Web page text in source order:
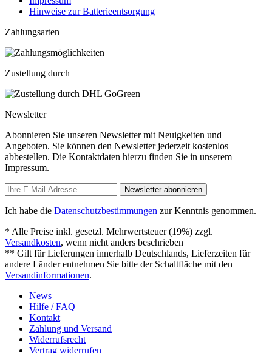
Hinweise zur Batterieentsorgung
Zahlungsarten
Zustellung durch
Newsletter
Abonnieren Sie unseren Newsletter mit Neuigkeiten und
Angeboten. Sie können den Newsletter jederzeit kostenlos
abbestellen. Die Kontaktdaten hierzu finden Sie in unserem
Impressum.
Newsletter abonnieren
Ich habe die Datenschutzbestimmungen zur Kenntnis genommen.
* Alle Preise inkl. gesetzl. Mehrwertsteuer (19%) zzgl.
Versandkosten, wenn nicht anders beschrieben
** Gilt für Lieferungen innerhalb Deutschlands, Lieferzeiten für
andere Länder entnehmen Sie bitte der Schaltfläche mit den
Versandinformationen.
News
Hilfe / FAQ
Kontakt
Zahlung und Versand
Widerrufsrecht
Vertrag widerrufen